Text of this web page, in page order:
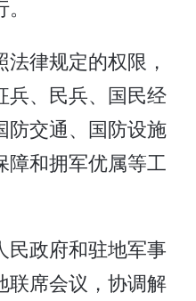
律规定的权限，
兵、民兵、国民经
防交通、国防设施
障和拥军优属等工
政府和驻地军事
联席会议，协调解